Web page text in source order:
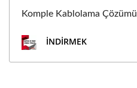
Komple Kablolama Çözümü
İNDIRMEK